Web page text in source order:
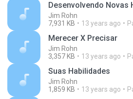
Desenvolvendo Novas
Jim Rohn
7,931 KB
13 years ago
Merecer X Precisar
Jim Rohn
3,357 KB
13 years ago
Suas Habilidades
Jim Rohn
1,859 KB
13 years ago